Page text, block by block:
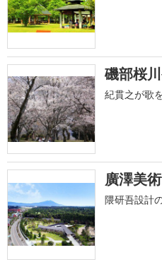
磯部桜
紀貫之が歌
廣澤美
隈研吾設計